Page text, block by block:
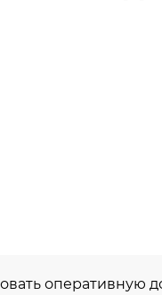
оперативную